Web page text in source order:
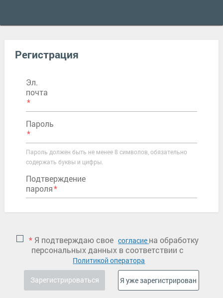
Регистрация
Эл.
почта
Пароль
Пароль должен быть не менее 8 символов, обязательно
содержать буквы и цифры.
Подтверждение
пароля
* Я подтверждаю свое согласие на обработку
персональных данных в соответствии с
Политикой оператора